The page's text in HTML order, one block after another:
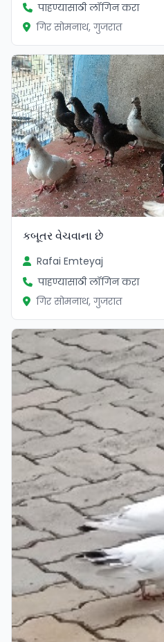
पाहण्यासाठी लॉगिन करा
गिर सोमनाथ, गुजरात
કબૂતર વેચવાના છે
Rafai Emteyaj
पाहण्यासाठी लॉगिन करा
गिर सोमनाथ, गुजरात